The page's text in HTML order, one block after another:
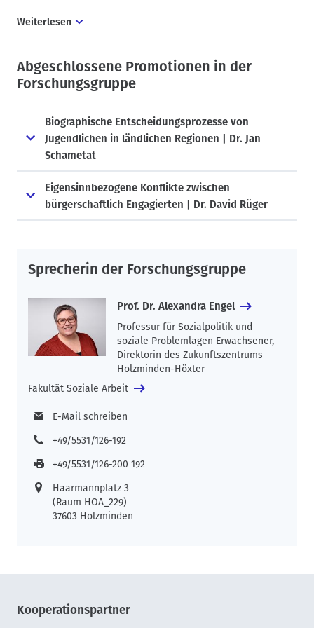
Ressourcen) wird Digitalisierung wie (Strategie) Teil der
Lebensbewältigungsstrategie im Alltag von Menschen in der
Nacherwerbsphase? Wie ändern sich dadurch – retrospektiv
Kontakt:Yasemin Erdoğan | HAWK Holzminden
Weiterlesen
Abgeschlossene Promotionen in der
Forschungsgruppe
Biographische Entscheidungsprozesse von
Jugendlichen in ländlichen Regionen | Dr. Jan
Schametat
Eigensinnbezogene Konflikte zwischen
bürgerschaftlich Engagierten | Dr. David Rüger
Sprecherin der Forschungsgruppe
Prof. Dr. Alexandra Engel
Professur für Sozialpolitik und
soziale Problemlagen Erwachsener,
Direktorin des Zukunftszentrums
Holzminden-Höxter
Fakultät Soziale Arbeit
E-Mail schreiben
+49/5531/126-192
+49/5531/126-200 192
Haarmannplatz 3
(Raum HOA_229)
37603 Holzminden
Kooperationspartner